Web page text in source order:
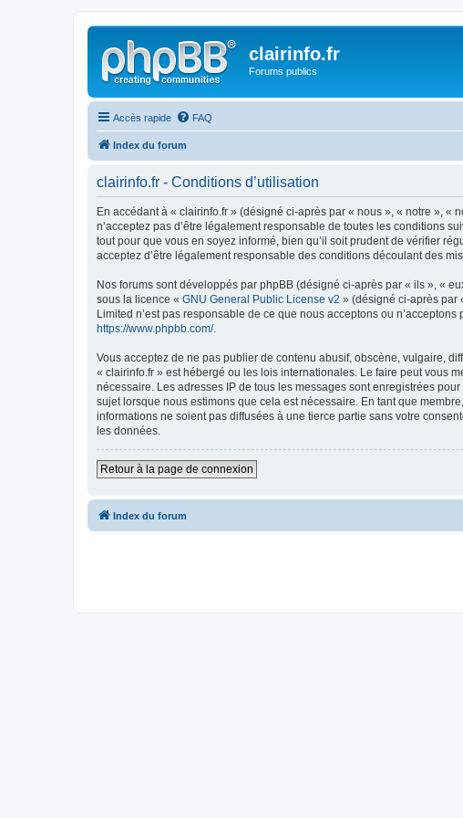
clairinfo.fr
Forums publics
Accès rapide FAQ
Index du forum
clairinfo.fr - Conditions d’utilisation
En accédant à « clairinfo.fr » (désigné ci-après par « nous », « notre », «
n’acceptez pas d’être légalement responsable de toutes les conditions
tout pour que vous en soyez informé, bien qu’il soit prudent de vérifier
acceptez d’être légalement responsable des conditions découlant des
Nos forums sont développés par phpBB (désigné ci-après par « ils », «
sous la licence « GNU General Public License v2 » (désigné ci-après par
Limited n’est pas responsable de ce que nous acceptons ou
https://www.phpbb.com/.
Vous acceptez de ne pas publier de contenu abusif, obscène, vulgaire,
« clairinfo.fr » est hébergé ou les lois internationales. Le faire peut vous
nécessaire. Les adresses IP de tous les messages sont enregistrées
sujet lorsque nous estimons que cela est nécessaire. En tant que
informations ne soient pas diffusées à une tierce partie sans votre
les données.
Retour à la page de connexion
Index du forum